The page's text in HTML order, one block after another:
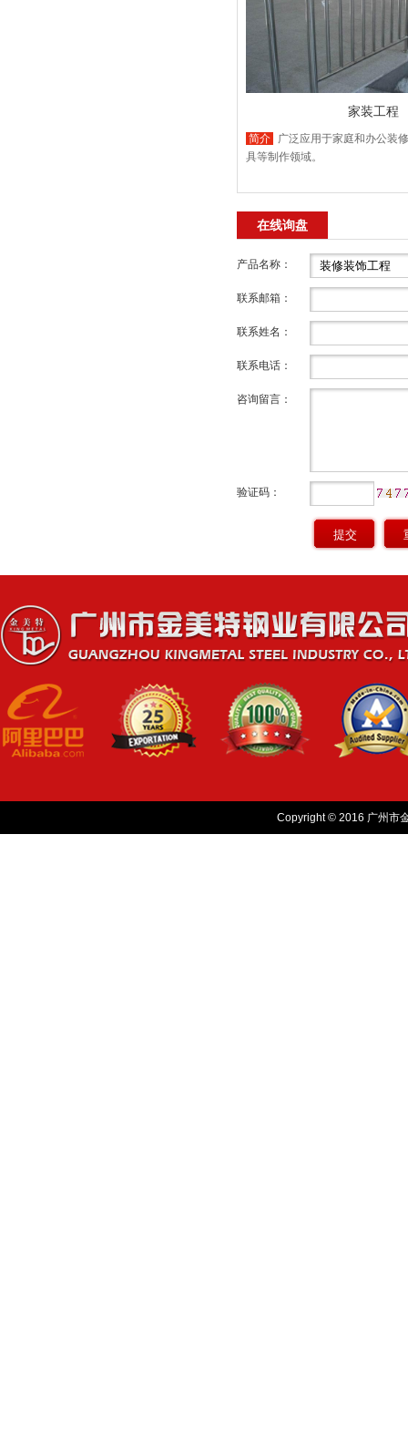
家装工程
简介
广泛应用于家庭和办公装
具等制作领域。
在线询盘
产品名称：
联系邮箱：
联系姓名：
联系电话：
咨询留言：
验证码：
Copyright © 2016 广州市